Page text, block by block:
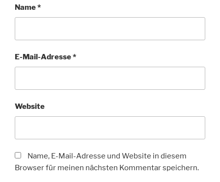
Name*
E-Mail-Adresse*
Website
Name, E-Mail-Adresse und Website in diesem
Browser für meinen nächsten Kommentar speichern.